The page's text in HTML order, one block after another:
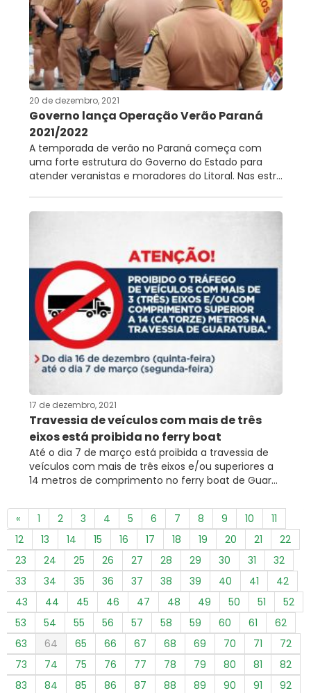
20 de dezembro, 2021
Governo lança Operação Verão Paraná
2021/2022
A temporada de verão no Paraná começa com
uma forte estrutura do Governo do Estado para
atender veranistas e moradores do Litoral. Nas estr...
17 de dezembro, 2021
Travessia de veículos com mais de três
eixos está proibida no ferry boat
Até o dia 7 de março está proibida a travessia de
veículos com mais de três eixos e/ou superiores a
14 metros de comprimento no ferry boat de Guar...
« 1 2 3 4 5 6 7 8 9 10
11
12
13 14 15 16 17 18 19 20 21
22
23
24 25 26 27 28 29 30 31
32
33
34 35 36 37 38 39 40 41
42
43
44 45 46 47 48 49 50 51
52
53
54 55 56 57 58 59 60 61
62
63
64 65 66 67 68 69 70 71
72
73
74 75 76 77 78 79 80 81
82
83
84 85 86 87 88 89 90 91
92